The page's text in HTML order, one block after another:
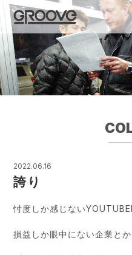
Groove 自転車 カフェ 輸入車・国産車のチ
ューニング/販売
2022.06.16
誇り
忖度しか感じない
損益しか眼中にない企業とか